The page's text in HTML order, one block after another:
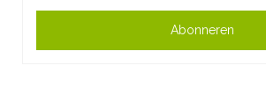
Abonneren